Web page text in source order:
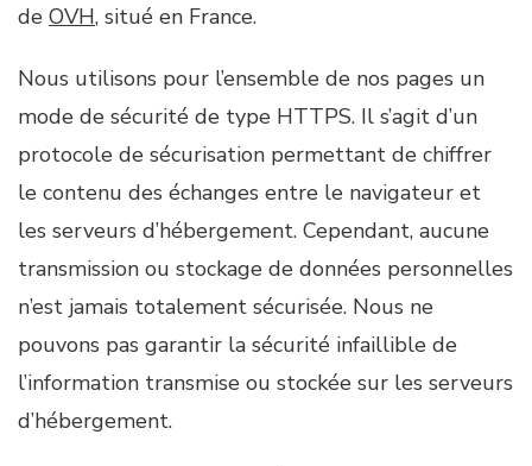
de OVH, situé en France.
Nous utilisons pour l’ensemble de nos pages un
mode de sécurité de type HTTPS. Il s’agit d’un
protocole de sécurisation permettant de chiffrer
le contenu des échanges entre le navigateur et
les serveurs d’hébergement. Cependant, aucune
transmission ou stockage de données personnelles
n’est jamais totalement sécurisée. Nous ne
pouvons pas garantir la sécurité infaillible de
l’information transmise ou stockée sur les serveurs
d’hébergement.